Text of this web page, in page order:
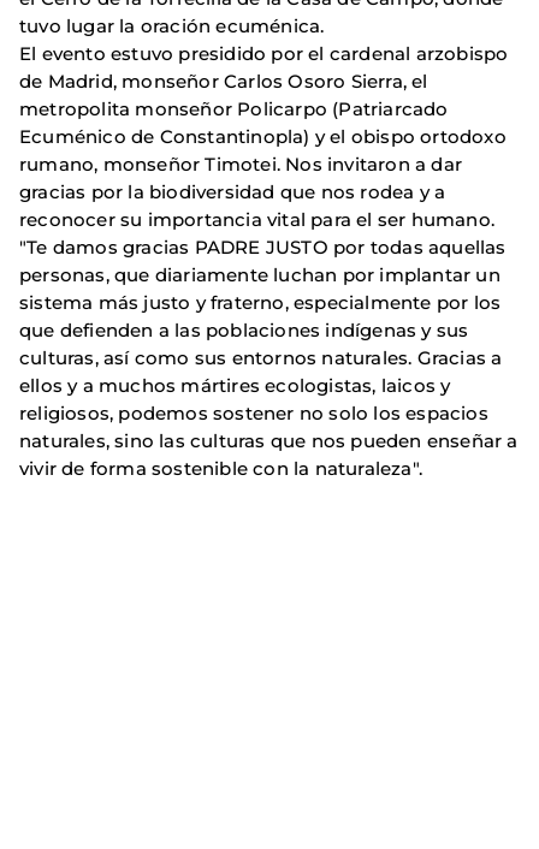
tuvo lugar la oración ecuménica.
El evento estuvo presidido por el cardenal arzobispo
de Madrid, monseñor Carlos Osoro Sierra, el
metropolita monseñor Policarpo (Patriarcado
Ecuménico de Constantinopla) y el obispo ortodoxo
rumano, monseñor Timotei. Nos invitaron a dar
gracias por la biodiversidad que nos rodea y a
reconocer su importancia vital para el ser humano.
"Te damos gracias PADRE JUSTO por todas aquellas
personas, que diariamente luchan por implantar un
sistema más justo y fraterno, especialmente por los
que defienden a las poblaciones indígenas y sus
culturas, así como sus entornos naturales. Gracias a
ellos y a muchos mártires ecologistas, laicos y
religiosos, podemos sostener no solo los espacios
naturales, sino las culturas que nos pueden enseñar a
vivir de forma sostenible con la naturaleza".